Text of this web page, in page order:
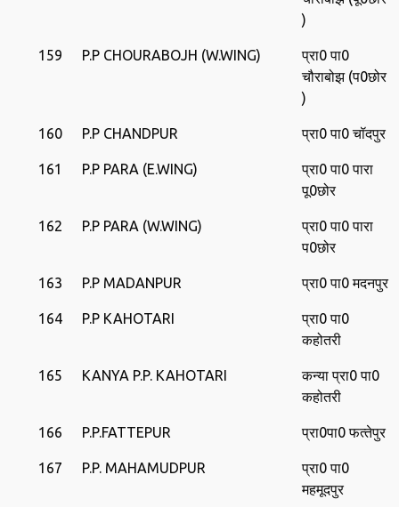
)
159 P.P CHOURABOJH (W.WING)
प्रा0 पा0
चौराबोझ (प0छोर
)
160 P.P CHANDPUR प्रा0 पा0 चॉदपुर
161 P.P PARA (E.WING)
प्रा0 पा0 पारा
पू0छोर
162 P.P PARA (W.WING)
प्रा0 पा0 पारा
प0छोर
163 P.P MADANPUR प्रा0 पा0 मदनपुर
164 P.P KAHOTARI
प्रा0 पा0
कहोतरी
165 KANYA P.P. KAHOTARI
कन्‍या प्रा0 पा0
कहोतरी
166 P.P.FATTEPUR प्रा0पा0 फत्‍तेपुर
167 P.P. MAHAMUDPUR
प्रा0 पा0
महमूदपुर